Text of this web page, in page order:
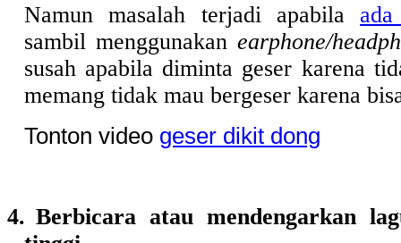
Namun masalah terjadi apabila
sambil menggunakan earphone/
susah apabila diminta geser karena
memang tidak mau bergeser karena
Tonton video geser dikit dong
4. Berbicara atau mendengarkan